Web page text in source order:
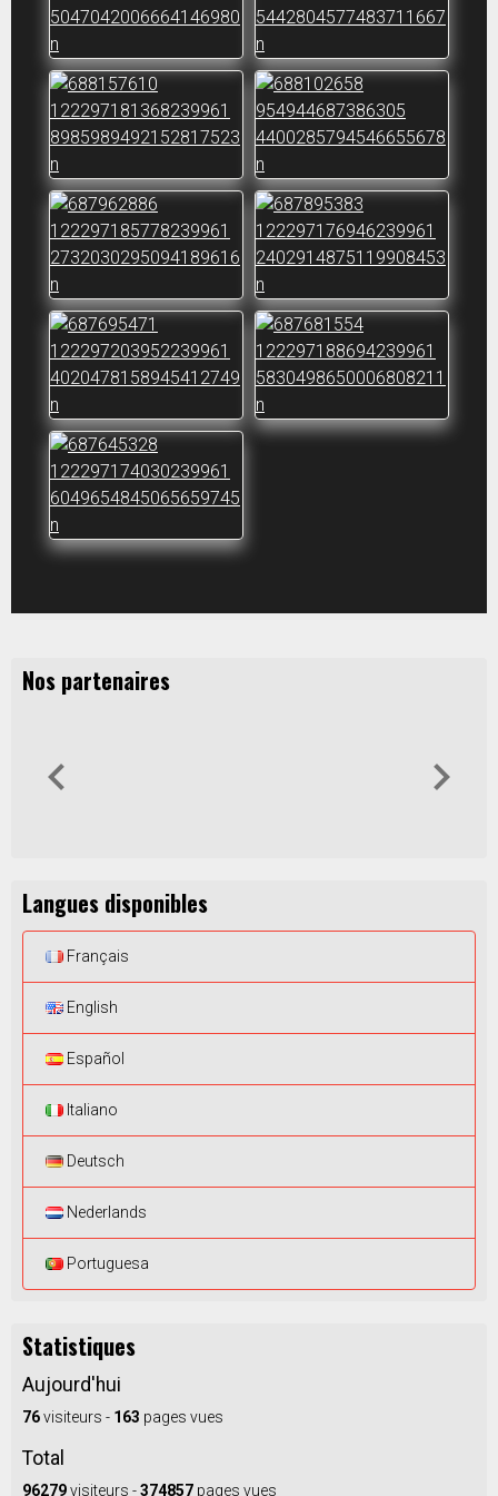
Nos partenaires
Langues disponibles
Français
English
Español
Italiano
Deutsch
Nederlands
Portuguesa
Statistiques
Aujourd'hui
76visiteurs - 163 pages vues
Total
96279visiteurs -374857 pages vues